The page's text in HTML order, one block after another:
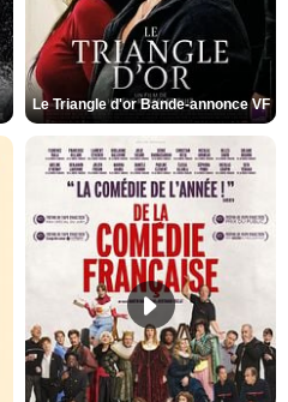
Le Triangle d'or Bande-annonce VF